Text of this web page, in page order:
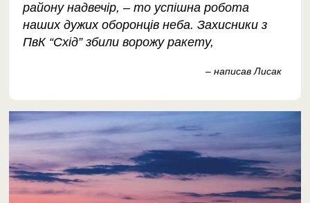
району надвечір, – то успішна робота
наших дужих оборонців неба. Захисники з
ПвК “Схід” збили ворожу ракету,
– написав Лисак